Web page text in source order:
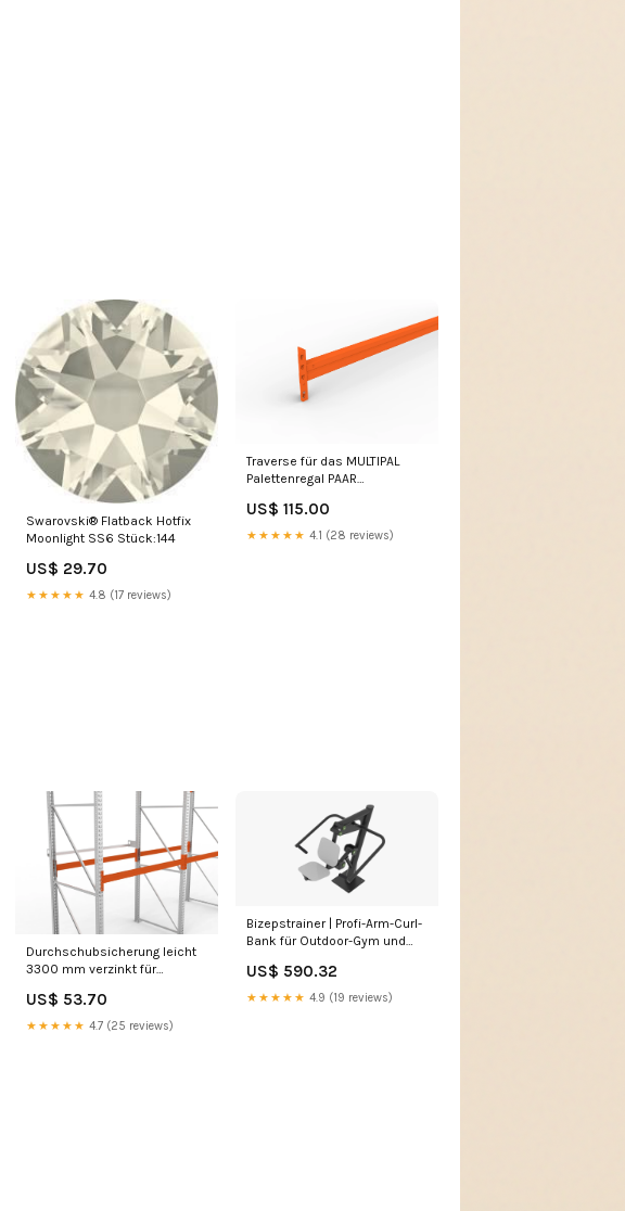
Swarovski® Flatback Hotfix
Moonlight SS6 Stück:144
US$ 29.70
★★★★★ 4.8 (17 reviews)
Traverse für das MULTIPAL
Palettenregal PAAR
US$ 115.00
★★★★★ 4.1 (28 reviews)
Durchschubsicherung leicht
3300 mm verzinkt für
US$ 53.70
★★★★★ 4.7 (25 reviews)
Bizepstrainer | Profi-Arm-Curl-
Bank für Outdoor-Gym und
US$ 590.32
★★★★★ 4.9 (19 reviews)